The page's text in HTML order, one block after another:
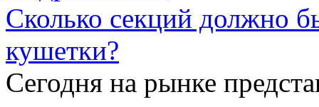
Сколько секций должно
кушетки?
Сегодня на рынке